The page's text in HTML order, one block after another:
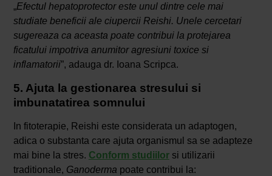
„Efectul hepatoprotector este unul dintre cele mai
studiate beneficii ale ciupercii Reishi. Unele cercetari
sugereaza ca aceasta poate contribui la protejarea
ficatului impotriva anumitor agresiuni toxice si
inflamatorii”, adauga dr. Ioana Scripca.
5. Ajuta la gestionarea stresului si
imbunatatirea somnului
In fitoterapie, Reishi este considerata un adaptogen,
adica o substanta care ajuta organismul sa se adapteze
mai bine la stres. Conform studiilorsi utilizarii
traditionale, Ganoderma poate contribui la: